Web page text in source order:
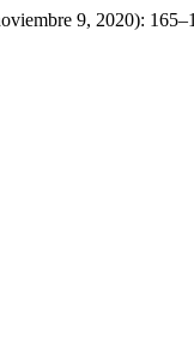
9, 2020):